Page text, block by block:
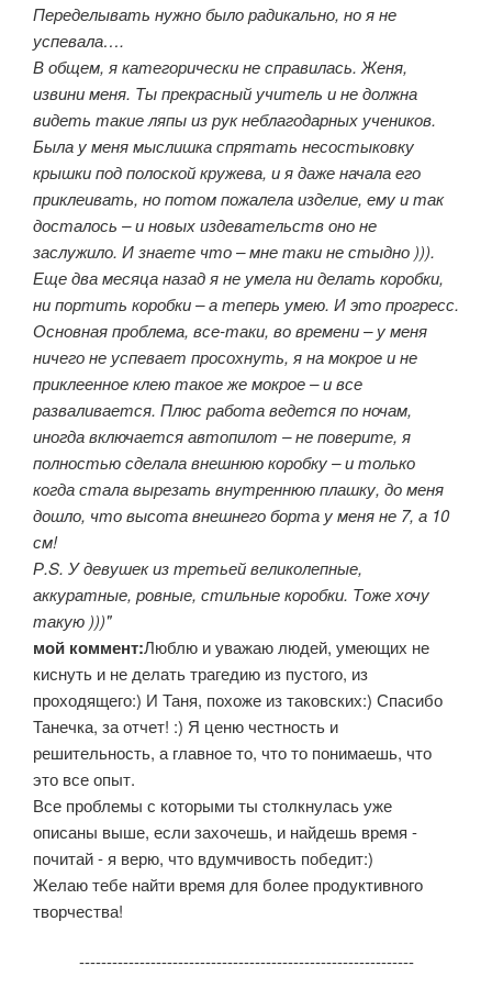
Переделывать нужно было радикально, но я не
успевала….
В общем, я категорически не справилась. Женя,
извини меня. Ты прекрасный учитель и не должна
видеть такие ляпы из рук неблагодарных учеников.
Была у меня мыслишка спрятать несостыковку
крышки под полоской кружева, и я даже начала его
приклеивать, но потом пожалела изделие, ему и так
досталось – и новых издевательств оно не
заслужило. И знаете что – мне таки не стыдно ))).
Еще два месяца назад я не умела ни делать коробки,
ни портить коробки – а теперь умею. И это прогресс.
Основная проблема, все-таки, во времени – у меня
ничего не успевает просохнуть, я на мокрое и не
приклеенное клею такое же мокрое – и все
разваливается. Плюс работа ведется по ночам,
иногда включается автопилот – не поверите, я
полностью сделала внешнюю коробку – и только
когда стала вырезать внутреннюю плашку, до меня
дошло, что высота внешнего борта у меня не 7, а 10
см!
Р.S. У девушек из третьей великолепные,
аккуратные, ровные, стильные коробки. Тоже хочу
такую )))"
мой коммент:Люблю и уважаю людей, умеющих не
киснуть и не делать трагедию из пустого, из
проходящего:) И Таня, похоже из таковских:) Спасибо
Танечка, за отчет! :) Я ценю честность и
решительность, а главное то, что то понимаешь, что
это все опыт.
Все проблемы с которыми ты столкнулась уже
описаны выше, если захочешь, и найдешь время -
почитай - я верю, что вдумчивость победит:)
Желаю тебе найти время для более продуктивного
творчества!
-------------------------------------------------------------